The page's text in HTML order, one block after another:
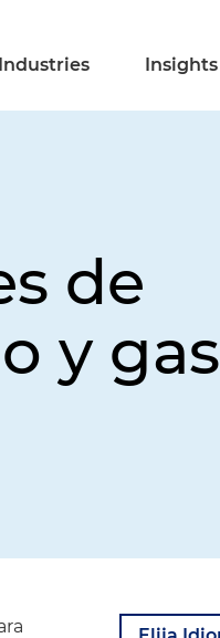
Industries Insights
de
y gas